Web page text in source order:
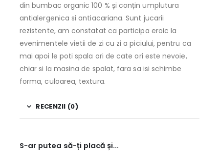
din bumbac organic 100 % și conțin umplutura
antialergenica si antiacariana. Sunt jucarii
rezistente, am constatat ca participa eroic la
evenimentele vietii de zi cu zi a piciului, pentru ca
mai apoi le poti spala ori de cate ori este nevoie,
chiar si la masina de spalat, fara sa isi schimbe
forma, culoarea, textura.
RECENZII (0)
S-ar putea să-ți placă și…